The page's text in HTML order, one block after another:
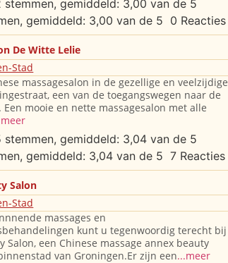
0 Reacties
De Witte Lelie
Stad
massagesalon in de gezellige en veelzijdige
een van de toegangswegen naar de
Een mooie en nette massagesalon met alle
7 Reacties
Salon
Stad
massages en
kunt u tegenwoordig terecht bij
Salon, een Chinese massage annex beauty
van Groningen.Er zijn een...meer